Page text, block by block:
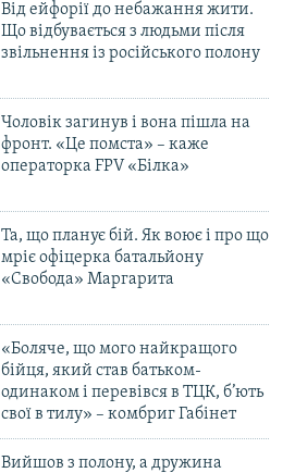
Від ейфорії до небажання жити.
Що відбувається з людьми після
звільнення із російського полону
Чоловік загинув і вона пішла на
фронт. «Це помста» – каже
операторка FPV «Білка»
Та, що планує бій. Як воює і про що
мріє офіцерка батальйону
«Свобода» Маргарита
«Боляче, що мого найкращого
бійця, який став батьком-
одинаком і перевівся в ТЦК, б’ють
свої в тилу» – комбриг Габінет
Вийшов з полону, а дружина